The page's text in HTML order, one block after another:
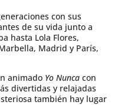
con sus
de su vida junto a
hasta Lola Flores,
Madrid y París,
animado Yo Nuncacon
divertidas y relajadas
también hay lugar